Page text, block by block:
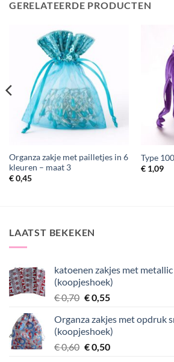
GERELATEERDE PRODUCTEN
Organza zakje met pailletjes in 6
kleuren – maat 3
€0,45
Type
€1,09
LAATST BEKEKEN
katoenen zakjes met
(koopjeshoek)
€0,70 Oorspronkelijke
was:
€ 0,70.
€0,55Huidige
is:
€ 0,55.
Organza zakjes met opdruk
(koopjeshoek)
€0,60 Oorspronkelijke
€0,50Huidige